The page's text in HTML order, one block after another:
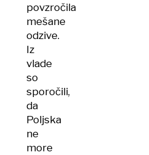
povzročila
mešane
odzive.
Iz
vlade
so
sporočili,
da
Poljska
ne
more